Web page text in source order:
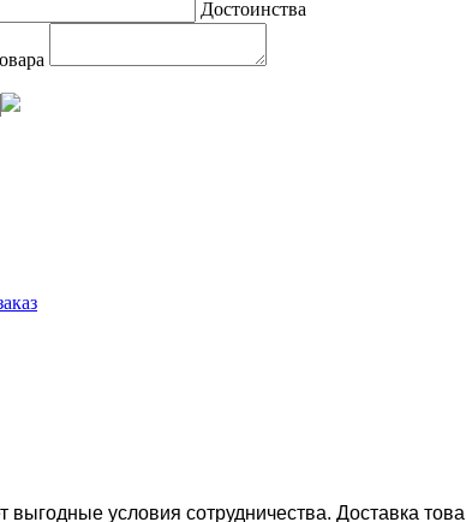
Достоинства
условия сотрудничества. Доставка